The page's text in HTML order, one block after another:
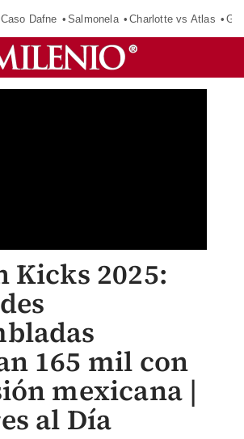
Caso Dafne Salmonela Charlotte vs Atlas
Kicks 2025:
165 mil con
mexicana |
al Día